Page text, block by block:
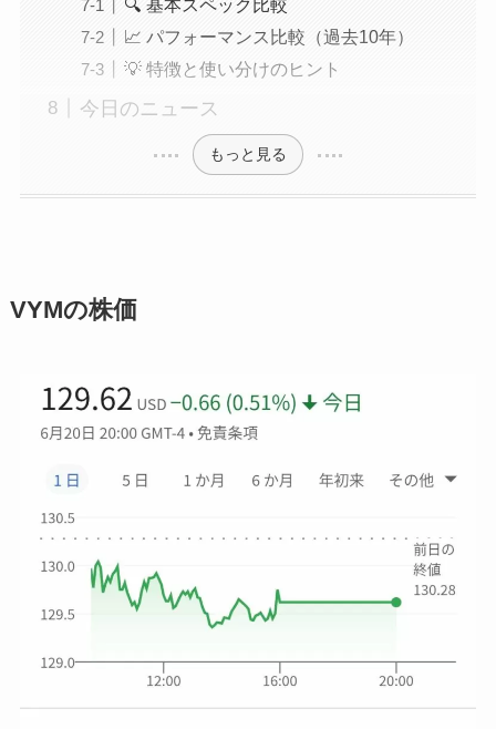
📈 パフォーマンス比較（過去10年）
💡 特徴と使い分けのヒント
今日のニュース
もっと見る
VYMの株価